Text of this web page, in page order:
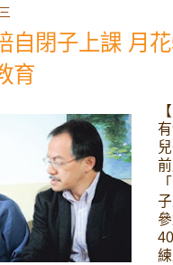
自閉子上課 月
育